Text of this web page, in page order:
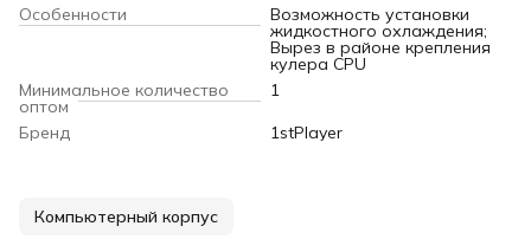
Особенности
Возможность установки
жидкостного охлаждения;
Вырез в районе крепления
кулера CPU
Минимальное количество
оптом
1
Бренд
1stPlayer
Компьютерный корпус